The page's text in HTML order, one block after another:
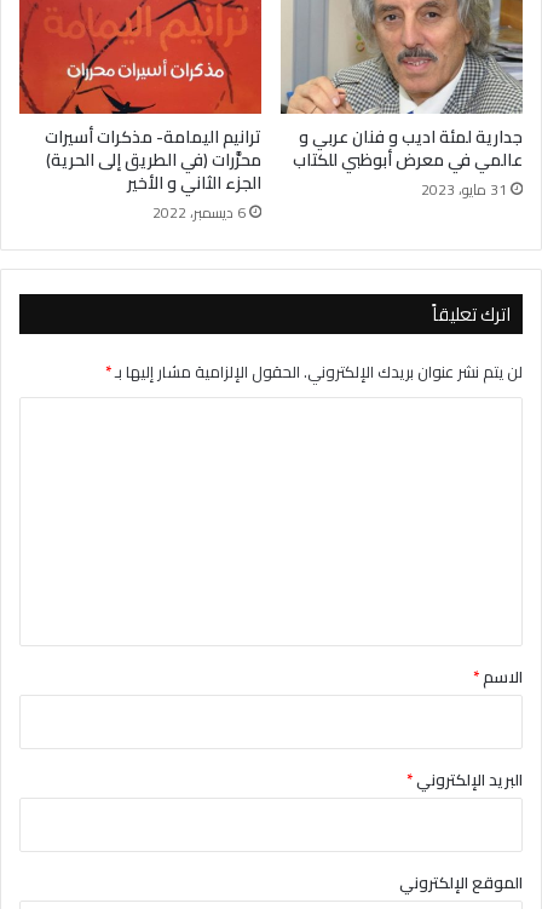
جدارية لمئة اديب و فنان عربي و
عالمي في معرض أبوظبي للكتاب
31 مايو، 2023
ترانيم اليمامة- مذكرات أسيرات
محرَّرات (في الطريق إلى الحرية)
الجزء الثاني و الأخير
6 ديسمبر، 2022
اترك تعليقاً
لن يتم نشر عنوان بريدك الإلكتروني.الحقول الإلزامية مشار إليها بـ*
*الاسم*
البريد الإلكتروني*
الموقع الإلكتروني